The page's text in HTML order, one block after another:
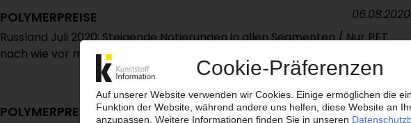
POLYMERPREISE
Russland Juli 2020: Steigende Notierungen in allen Segmenten / Nur PET
nach wie vor mit merklichen Abschlägen
06.08.2020
POLYMERPREISE 08.07.2015